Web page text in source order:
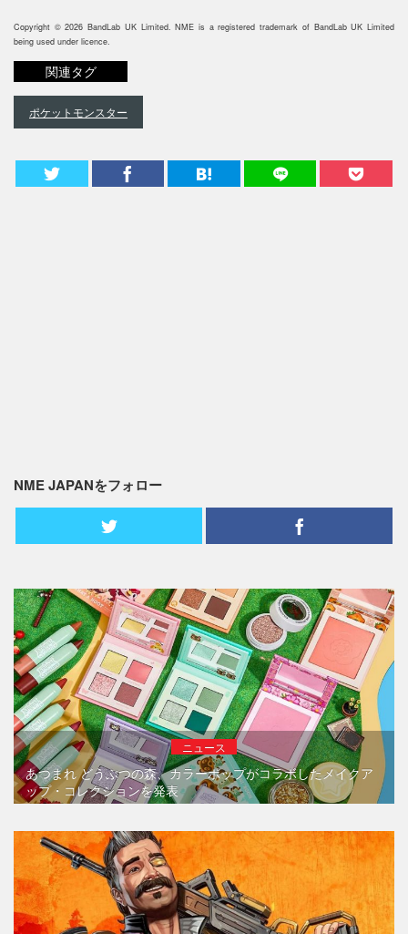
Copyright © 2026 BandLab UK Limited. NME is a registered trademark of BandLab UK Limited
being used under licence.
関連タグ
ポケットモンスター
NME JAPANをフォロー
ニュース
あつまれ どうぶつの森、カラーポップがコラボしたメイクア
ップ・コレクションを発表